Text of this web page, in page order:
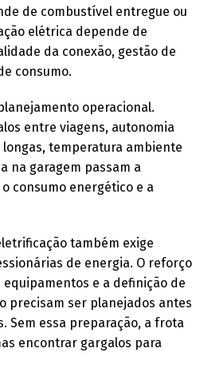
de combustível entregue ou
elétrica depende de
da conexão, gestão de
consumo.
operacional.
entre viagens, autonomia
temperatura ambiente
na garagem passam a
consumo energético e a
também exige
de energia. O reforço
e a definição de
precisam ser planejados antes
Sem essa preparação, a frota
encontrar gargalos para